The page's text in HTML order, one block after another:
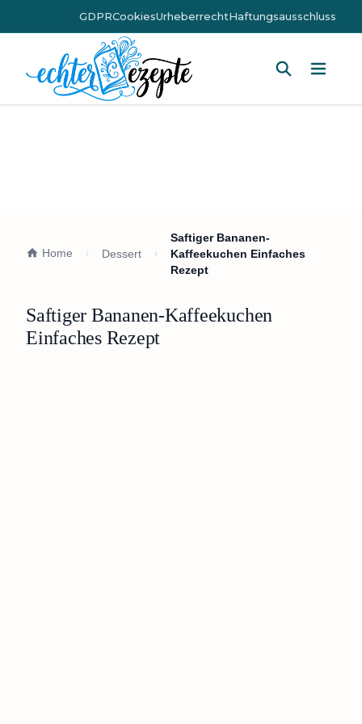
GDPRCookiesUrheberrechtHaftungsausschluss
Home Dessert
Saftiger Bananen-
Kaffeekuchen Einfaches
Rezept
Saftiger Bananen-Kaffeekuchen
Einfaches Rezept